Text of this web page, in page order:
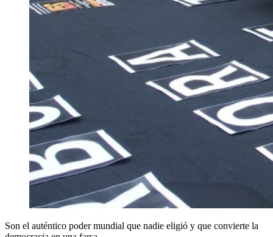
Son el auténtico poder mundial que nadie eligió y que convierte la